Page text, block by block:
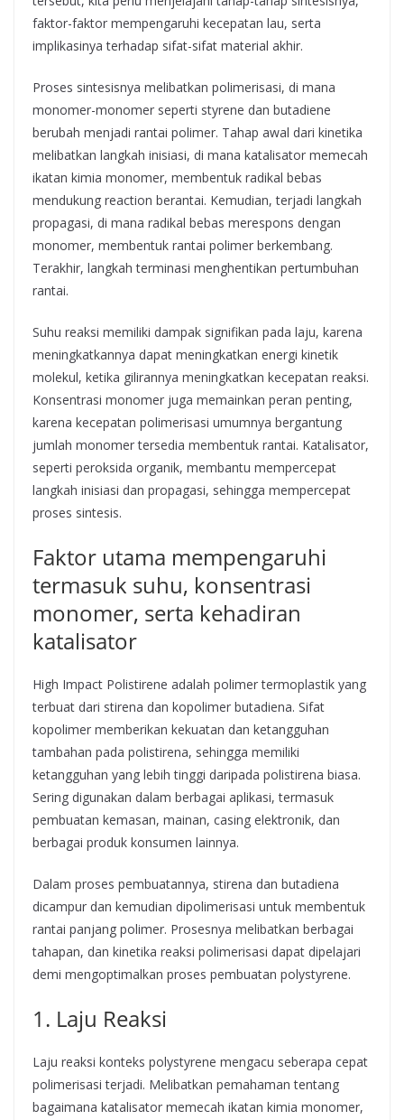
faktor-faktor mempengaruhi kecepatan lau, serta
implikasinya terhadap sifat-sifat material akhir.
Proses sintesisnya melibatkan polimerisasi, di mana
monomer-monomer seperti styrene dan butadiene
berubah menjadi rantai polimer. Tahap awal dari kinetika
melibatkan langkah inisiasi, di mana katalisator memecah
ikatan kimia monomer, membentuk radikal bebas
mendukung reaction berantai. Kemudian, terjadi langkah
propagasi, di mana radikal bebas merespons dengan
monomer, membentuk rantai polimer berkembang.
Terakhir, langkah terminasi menghentikan pertumbuhan
rantai.
Suhu reaksi memiliki dampak signifikan pada laju, karena
meningkatkannya dapat meningkatkan energi kinetik
molekul, ketika gilirannya meningkatkan kecepatan reaksi.
Konsentrasi monomer juga memainkan peran penting,
karena kecepatan polimerisasi umumnya bergantung
jumlah monomer tersedia membentuk rantai. Katalisator,
seperti peroksida organik, membantu mempercepat
langkah inisiasi dan propagasi, sehingga mempercepat
proses sintesis.
Faktor utama mempengaruhi
termasuk suhu, konsentrasi
monomer, serta kehadiran
katalisator
High Impact Polistirene adalah polimer termoplastik yang
terbuat dari stirena dan kopolimer butadiena. Sifat
kopolimer memberikan kekuatan dan ketangguhan
tambahan pada polistirena, sehingga memiliki
ketangguhan yang lebih tinggi daripada polistirena biasa.
Sering digunakan dalam berbagai aplikasi, termasuk
pembuatan kemasan, mainan, casing elektronik, dan
berbagai produk konsumen lainnya.
Dalam proses pembuatannya, stirena dan butadiena
dicampur dan kemudian dipolimerisasi untuk membentuk
rantai panjang polimer. Prosesnya melibatkan berbagai
tahapan, dan kinetika reaksi polimerisasi dapat dipelajari
demi mengoptimalkan proses pembuatan polystyrene.
1. Laju Reaksi
Laju reaksi konteks polystyrene mengacu seberapa cepat
polimerisasi terjadi. Melibatkan pemahaman tentang
bagaimana katalisator memecah ikatan kimia monomer,